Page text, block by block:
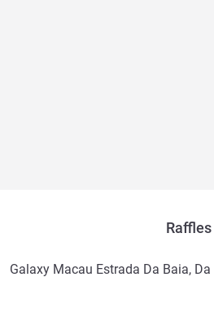
Galaxy Macau Estrada Da Baia,